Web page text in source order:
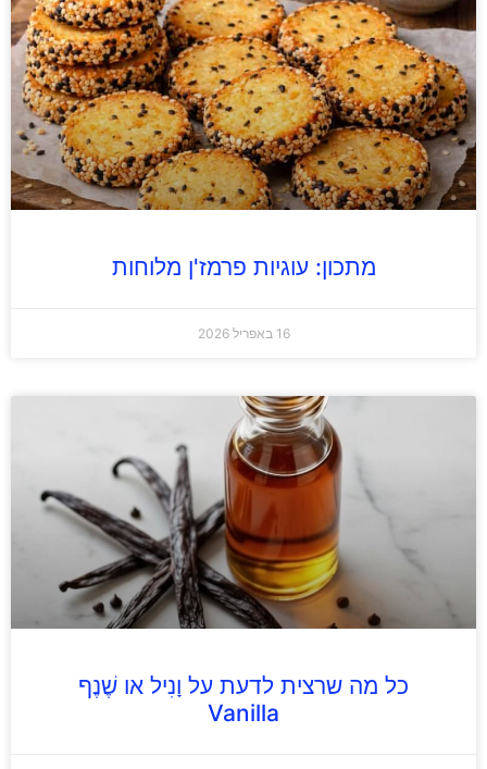
מתכון: עוגיות פרמז'ן מלוחות
16 באפריל 2026
כל מה שרצית לדעת על וָנִיל או שֶׁנֶף
Vanilla